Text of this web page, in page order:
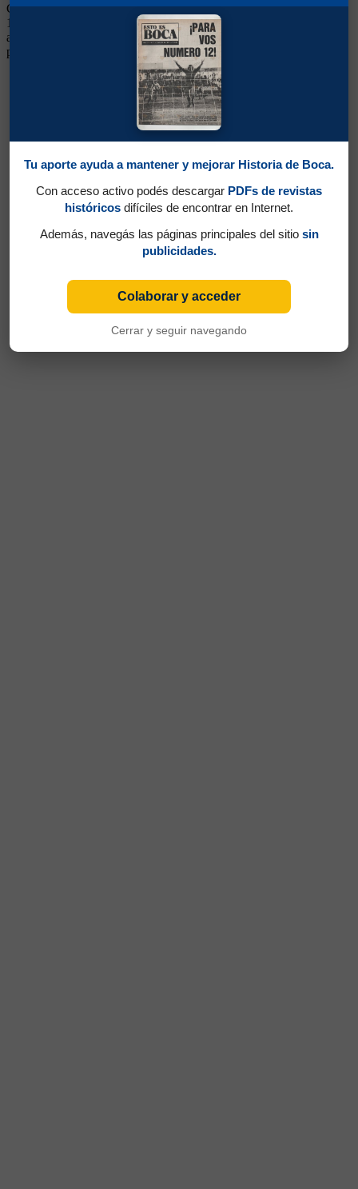
Centrodelantero. Ganó dos títulos (Campeonato y Copa Estímulo
1926). El 08/08/1926 frente a Sportivo Barracas y el 22/08/1926
ante Temperley jugó pero los encuentros fueron anulados
posteriormente
Tu aporte ayuda a mantener y mejorar Historia de Boca.
Con acceso activo podés descargar PDFs de revistas
históricos difíciles de encontrar en Internet.
Además, navegás las páginas principales del sitio sin
publicidades.
Colaborar y acceder
Cerrar y seguir navegando